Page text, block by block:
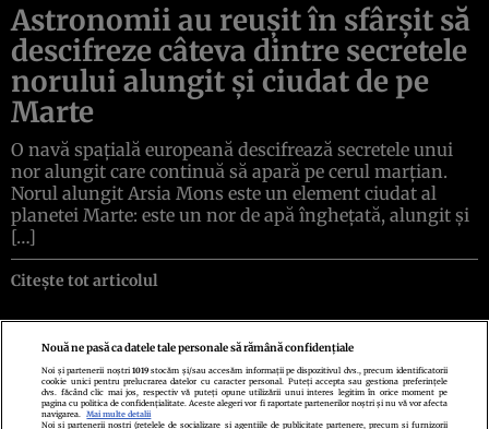
Astronomii au reușit în sfârșit să
descifreze câteva dintre secretele
norului alungit și ciudat de pe
Marte
O navă spațială europeană descifrează secretele unui
nor alungit care continuă să apară pe cerul marțian.
Norul alungit Arsia Mons este un element ciudat al
planetei Marte: este un nor de apă înghețată, alungit și
[…]
Citește tot articolul
Politica de confidenţialitate Politica de cookiesTermeni şi condiţii
Echipa redacționalăContactSetări Cookies
Nouă ne pasă ca datele tale personale să rămână confidențiale
Noi și partenerii noștri1019 stocăm și/sau accesăm informații pe dispozitivul dvs., precum identificatorii
cookie unici pentru prelucrarea datelor cu caracter personal. Puteți accepta sau gestiona preferințele
dvs. făcând clic mai jos, respectiv vă puteți opune utilizării unui interes legitim în orice moment pe
pagina cu politica de confidențialitate. Aceste alegeri vor fi raportate partenerilor noștri și nu vă vor afecta
navigarea.
Mai multe detalii
Noi si partenerii nostri (retelele de socializare si agentiile de publicitate partenere, precum si furnizorii